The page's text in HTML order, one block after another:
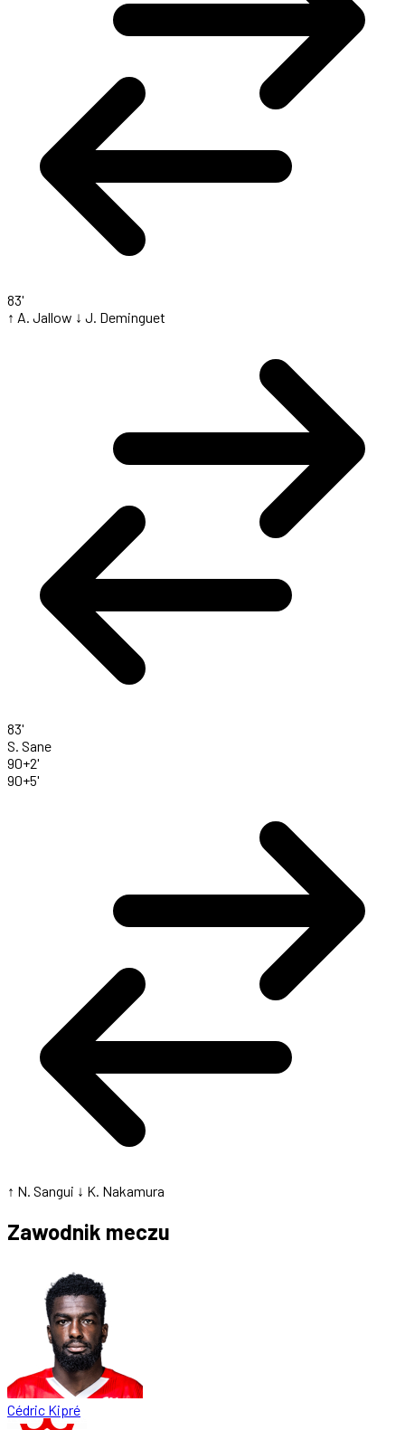
83'
↑ A. Jallow ↓ J. Deminguet
83'
S. Sane
90+2'
90+5'
↑ N. Sangui ↓ K. Nakamura
Zawodnik meczu
Cédric Kipré